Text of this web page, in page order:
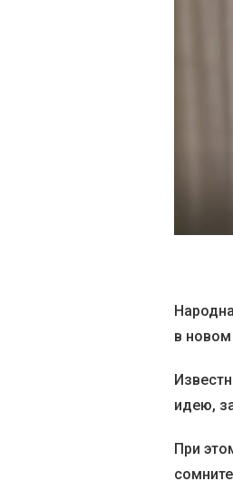
в
идею,
При